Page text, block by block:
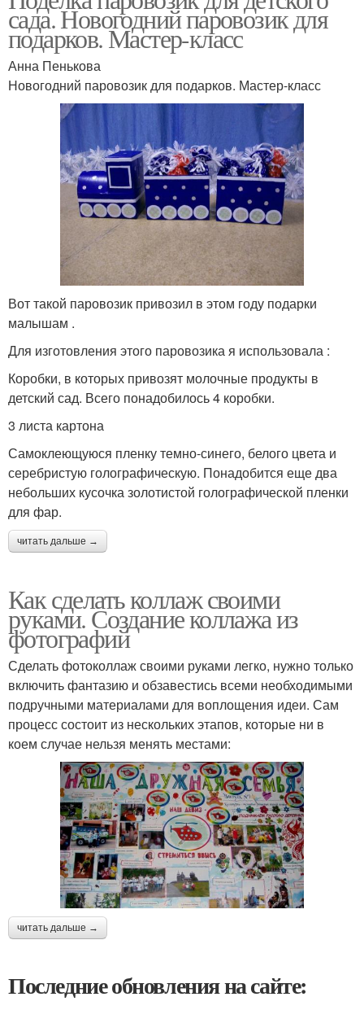
сада. Новогодний паровозик для
подарков. Мастер-класс
Анна Пенькова
Новогодний паровозик для подарков. Мастер-класс
Вот такой паровозик привозил в этом году подарки
малышам .
Для изготовления этого паровозика я использовала :
Коробки, в которых привозят молочные продукты в
детский сад. Всего понадобилось 4 коробки.
3 листа картона
Самоклеющуюся пленку темно-синего, белого цвета и
серебристую голографическую. Понадобится еще два
небольших кусочка золотистой голографической пленки
для фар.
читать дальше →
Как сделать коллаж своими
руками. Создание коллажа из
фотографий
Сделать фотоколлаж своими руками легко, нужно только
включить фантазию и обзавестись всеми необходимыми
подручными материалами для воплощения идеи. Сам
процесс состоит из нескольких этапов, которые ни в
коем случае нельзя менять местами:
читать дальше →
Последние обновления на сайте: